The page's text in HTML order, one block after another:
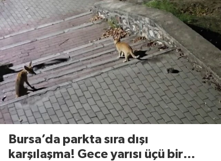
Bursa’da parkta sıra dışı
karşılaşma! Gece yarısı üçü bir